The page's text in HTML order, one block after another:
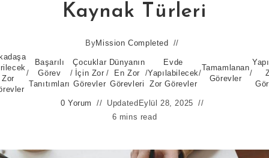
Kaynak Türleri
ByMission Completed
Zor
/
Başarılı
Görev
Tanıtımları
/
Çocuklar
İçin Zor
Görevler
/
Dünyanın
En Zor
Görevleri
/
Evde
Yapılabilecek
Zor Görevler
/
Tamamlanan
Görevler
/
0 Yorum Updated Eylül 28, 2025
6 mins read